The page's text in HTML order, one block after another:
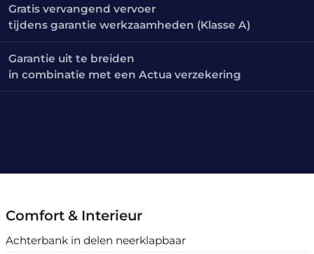
Gratis vervangend vervoer
tijdens garantie werkzaamheden (Klasse A)
Garantie uit te breiden
in combinatie met een Actua verzekering
Comfort & Interieur
Achterbank in delen neerklapbaar